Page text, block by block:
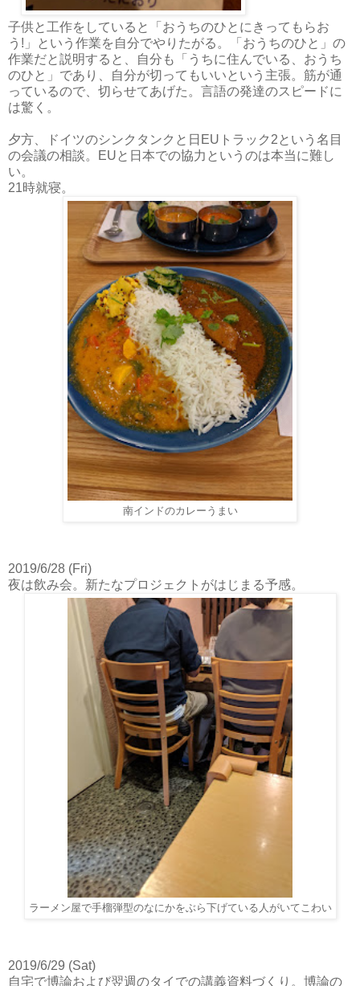
子供と工作をしていると「おうちのひとにきってもらお
う!」という作業を自分でやりたがる。「おうちのひと」の
作業だと説明すると、自分も「うちに住んでいる、おうち
のひと」であり、自分が切ってもいいという主張。筋が通
っているので、切らせてあげた。言語の発達のスピードに
は驚く。
夕方、ドイツのシンクタンクと日EUトラック2という名目
の会議の相談。EUと日本での協力というのは本当に難し
い。
21時就寝。
南インドのカレーうまい
2019/6/28 (Fri)
夜は飲み会。新たなプロジェクトがはじまる予感。
ラーメン屋で手榴弾型のなにかをぶら下げている人がいてこわい
2019/6/29 (Sat)
自宅で博論および翌週のタイでの講義資料づくり。博論の